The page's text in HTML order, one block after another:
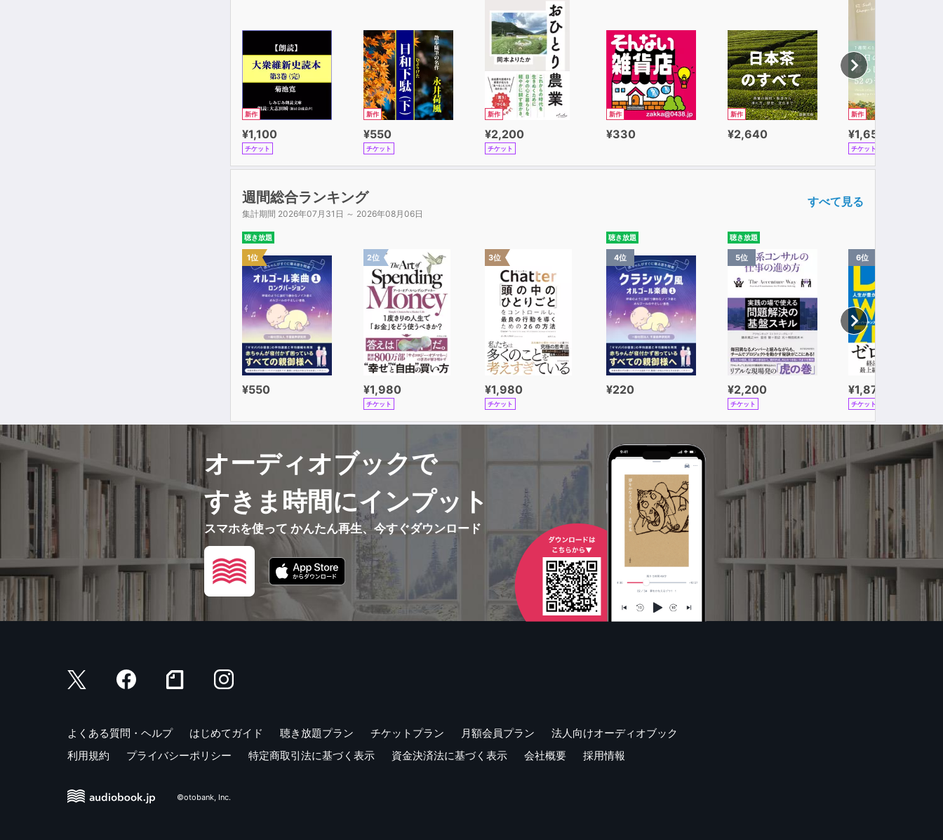
新作
¥1,100
チケット
新作
¥550
チケット
新作
¥2,200
チケット
新作
¥330
新作
¥2,640
新作
¥1,650
チケット
週間総合ランキング
集計期間 2026年07月31日 ～ 2026年08月06日
すべて見る
聴き放題
1位
¥550
2位
¥1,980
チケット
3位
¥1,980
チケット
聴き放題
4位
¥220
聴き放題
5位
¥2,200
チケット
6位
¥1,870
チケット
オーディオブックで
すきま時間にインプット
スマホを使って かんたん再生、今すぐダウンロード
よくある質問・ヘルプ はじめてガイド 聴き放題プラン チケットプラン 月額会員プラン
法人向けオーディオブック
利用規約
プライバシーポリシー 特定商取引法に基づく表示 資金決済法に基づく表示 会社概要 採用情報
©otobank, Inc.